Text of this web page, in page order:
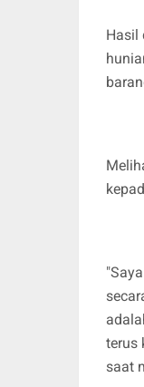
Hasil
terus
saat